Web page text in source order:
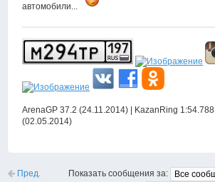
автомобили...
ArenaGP 37.2 (24.11.2014) | KazanRing 1:54.788
(02.05.2014)
Пред.
Показать сообщения за: